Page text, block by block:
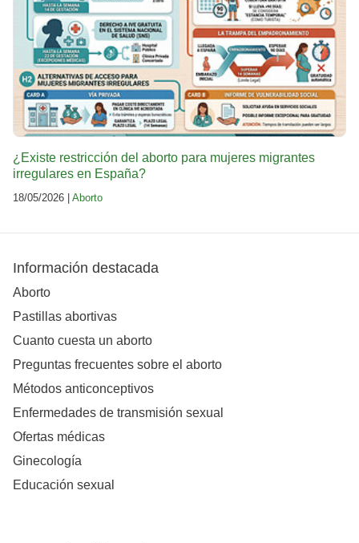
¿Existe restricción del aborto para mujeres migrantes
irregulares en España?
18/05/2026 | Aborto
Información destacada
Aborto
Pastillas abortivas
Cuanto cuesta un aborto
Preguntas frecuentes sobre el aborto
Métodos anticonceptivos
Enfermedades de transmisión sexual
Ofertas médicas
Ginecología
Educación sexual